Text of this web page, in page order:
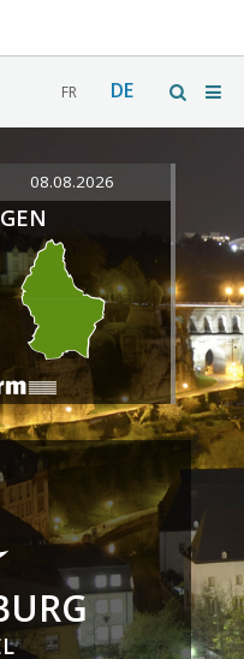
FR DE
08.08.2026